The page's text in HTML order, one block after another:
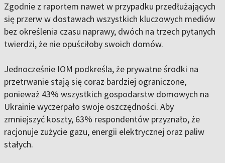
Zgodnie z raportem nawet w przypadku przedłużających
się przerw w dostawach wszystkich kluczowych mediów
bez określenia czasu naprawy, dwóch na trzech pytanych
twierdzi, że nie opuściłoby swoich domów.
Jednocześnie IOM podkreśla, że prywatne środki na
przetrwanie stają się coraz bardziej ograniczone,
ponieważ 43% wszystkich gospodarstw domowych na
Ukrainie wyczerpało swoje oszczędności. Aby
zmniejszyć koszty, 63% respondentów przyznało, że
racjonuje zużycie gazu, energii elektrycznej oraz paliw
stałych.